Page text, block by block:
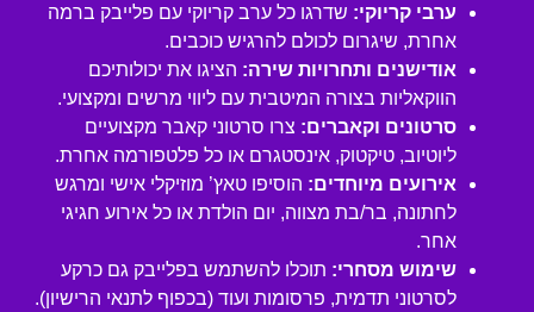
ערבי קריוקי: שדרגו כל ערב קריוקי עם פלייבק ברמה
אחרת, שיגרום לכולם להרגיש כוכבים.
אודישנים ותחרויות שירה: הציגו את יכולותיכם
הווקאליות בצורה המיטבית עם ליווי מרשים ומקצועי.
סרטונים וקאברים: צרו סרטוני קאבר מקצועיים
ליוטיוב, טיקטוק, אינסטגרם או כל פלטפורמה אחרת.
אירועים מיוחדים: הוסיפו טאץ’ מוזיקלי אישי ומרגש
לחתונה, בר/בת מצווה, יום הולדת או כל אירוע חגיגי
אחר.
שימוש מסחרי: תוכלו להשתמש בפלייבק גם כרקע
לסרטוני תדמית, פרסומות ועוד (בכפוף לתנאי הרישיון).